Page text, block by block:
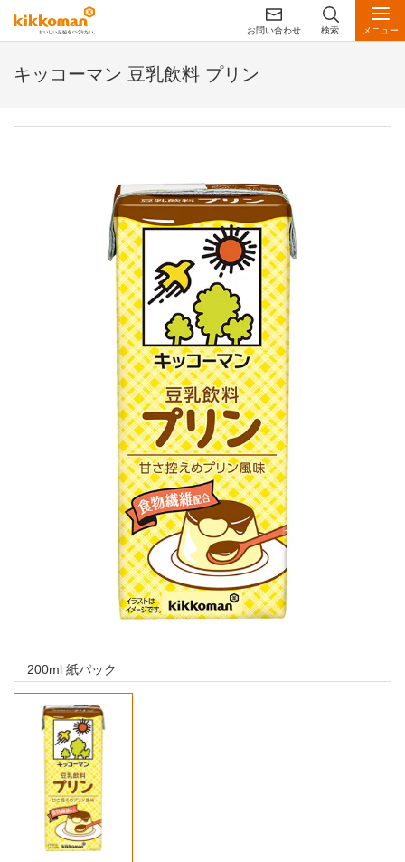
お問い合わせ 検索 メニュー
キッコーマン 豆乳飲料 プリン
200ml 紙パック